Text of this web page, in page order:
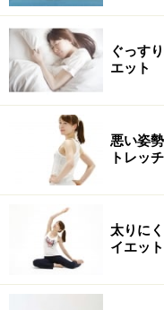
ぐっす
エット
悪い姿
トレッチ
太りに
イエット